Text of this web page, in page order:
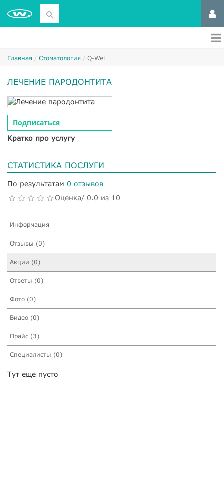
Главная Стоматология Q-Wel
ЛЕЧЕНИЕ ПАРОДОНТИТА
Подписаться
Кратко про услугу
СТАТИСТИКА ПОСЛУГИ
По результатам 0 отзывов
Оценка/ 0.0 из 10
Информация
Отзывы (0)
Акции (0)
Ответы (0)
Фото (0)
Видео (0)
Прайс (3)
Специалисты (0)
Тут еще пусто